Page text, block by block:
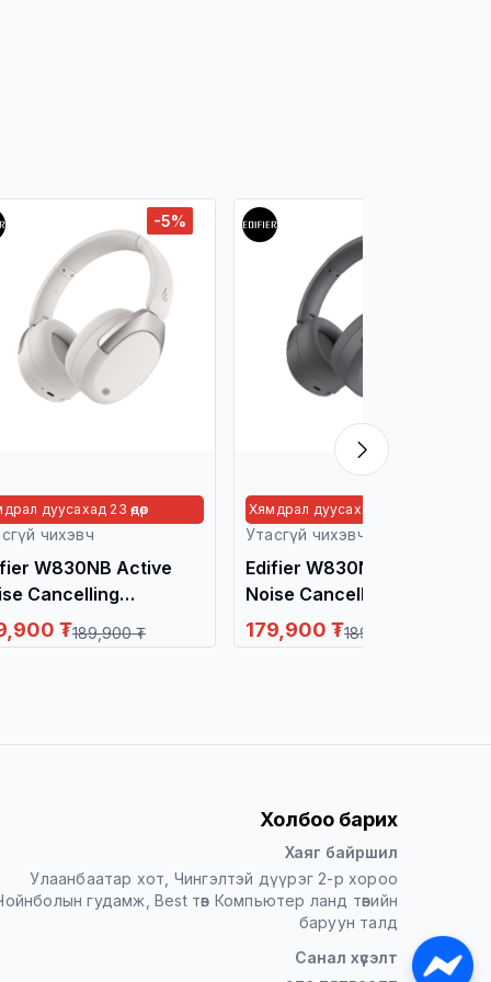
-5%
дуусахад 23 өдөр
чихэвч
W830NB Active
Cancelling
Headphones,
/ Чихэвч /
₮189,900 ₮
Хямдрал дуусахад 23 өдөр
Утасгүй чихэвч
Edifier W820NB Plus
Active Noise Cancelling
Bluetooth Headphones,
Pink / Чихэвч /
169,900 ₮ 179,900 ₮
Холбоо барих
Хаяг байршил
Улаанбаатар хот, Чингэлтэй дүүрэг 2-р хороо
гудамж, Best төв Компьютер ланд төвийн
баруун талд
Санал хүсэлт